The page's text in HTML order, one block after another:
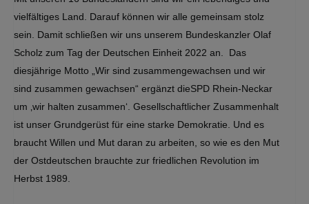
vielfältiges Land. Darauf können wir alle gemeinsam stolz
sein. Damit schließen wir uns unserem Bundeskanzler Olaf
Scholz zum Tag der Deutschen Einheit 2022 an. Das
diesjährige Motto „Wir sind zusammengewachsen und wir
sind zusammen gewachsen“ ergänzt dieSPD Rhein-Neckar
um ‚wir halten zusammen‘. Gesellschaftlicher Zusammenhalt
ist unser Grundgerüst für eine starke Demokratie. Und es
braucht Willen und Mut daran zu arbeiten, so wie es den Mut
der Ostdeutschen brauchte zur friedlichen Revolution im
Herbst 1989.